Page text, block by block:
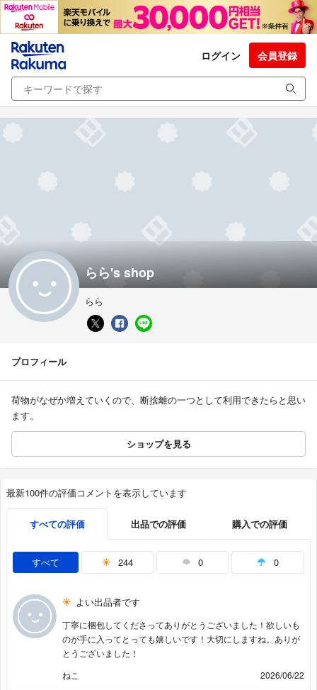
ログイン 会員登録
らら's shop
らら
プロフィール
荷物がなぜか増えていくので、断捨離の一つとして利用できたらと思い
ます。
ショップを見る
最新100件の評価コメントを表示しています
すべての評価 出品での評価 購入での評価
すべて 244 0 0
よい出品者です
丁寧に梱包してくださってありがとうございました！欲しいも
のが手に入ってとっても嬉しいです！大切にしますね。ありが
とうございました！
ねこ
2026/06/22